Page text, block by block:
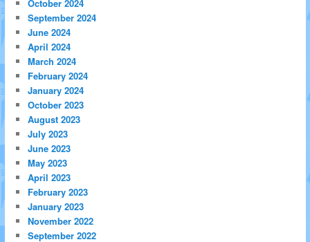
October 2024
September 2024
June 2024
April 2024
March 2024
February 2024
January 2024
October 2023
August 2023
July 2023
June 2023
May 2023
April 2023
February 2023
January 2023
November 2022
September 2022